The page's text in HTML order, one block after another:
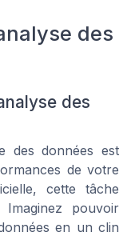
des
des
des données est
de votre
cette tâche
pouvoir
en un clin